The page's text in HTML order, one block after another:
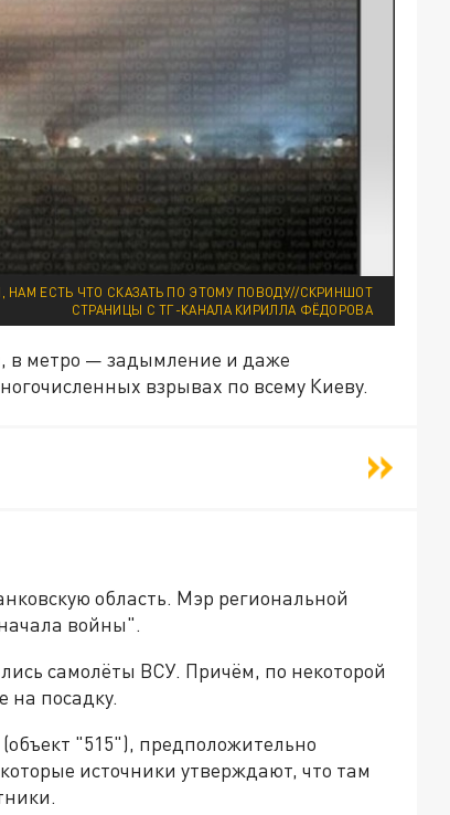
НАМ ЕСТЬ ЧТО СКАЗАТЬ ПО ЭТОМУ ПОВОДУ//СКРИНШОТ
СТРАНИЦЫ С ТГ-КАНАЛА КИРИЛЛА ФЁДОРОВА
в метро — задымление и даже
взрывах по всему Киеву.
область. Мэр региональной
войны".
самолёты ВСУ. Причём, по некоторой
на посадку.
"515"), предположительно
источники утверждают, что там